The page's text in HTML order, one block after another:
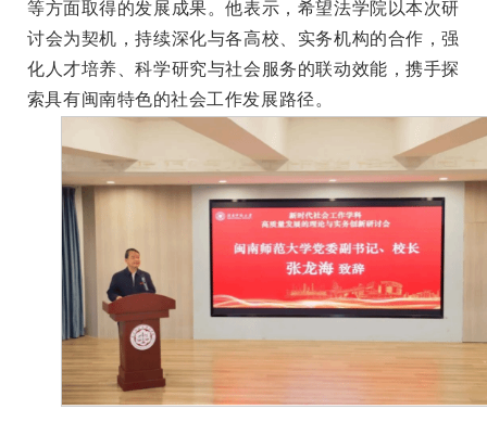
等方面取得的发展成果。他表示，希望法学院以本次研
讨会为契机，持续深化与各高校、实务机构的合作，强
化人才培养、科学研究与社会服务的联动效能，携手探
索具有闽南特色的社会工作发展路径。